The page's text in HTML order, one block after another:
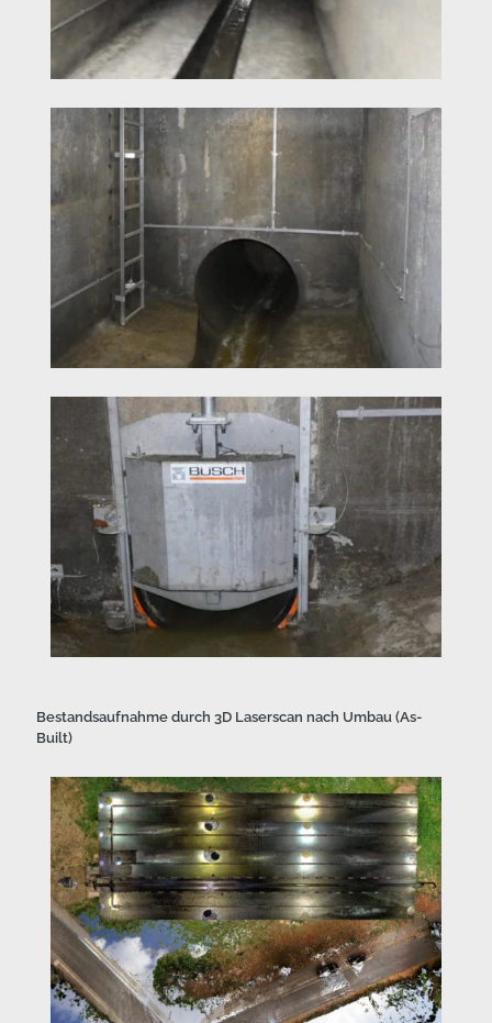
Bestandsaufnahme durch 3D Laserscan nach Umbau (As-
Built)